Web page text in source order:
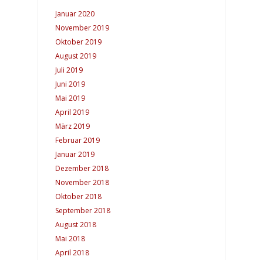
Januar 2020
November 2019
Oktober 2019
August 2019
Juli 2019
Juni 2019
Mai 2019
April 2019
März 2019
Februar 2019
Januar 2019
Dezember 2018
November 2018
Oktober 2018
September 2018
August 2018
Mai 2018
April 2018